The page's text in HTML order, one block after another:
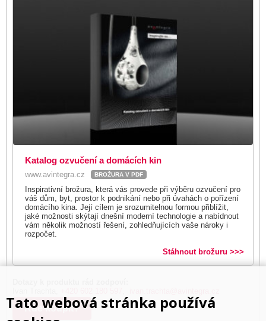
Katalog ozvučení a domácích kin
www.avintegra.cz BROŽURA V PDF
Inspirativní brožura, která vás provede při výběru ozvučení pro
váš dům, byt, prostor k podnikání nebo při úvahách o pořízení
domácího kina. Její cílem je srozumitelnou formou přiblížit,
jaké možnosti skýtají dnešní moderní technologie a nabídnout
vám několik možností řešení, zohledňujících vaše nároky i
rozpočet.
Stáhnout brožuru >>>
Kde koupit?
Tato webová stránka používá